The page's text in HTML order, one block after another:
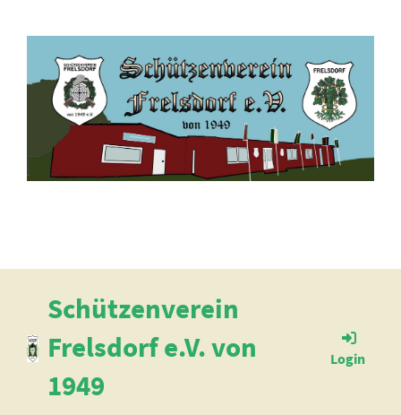
Schützenverein
Frelsdorf e.V. von
1949
Login